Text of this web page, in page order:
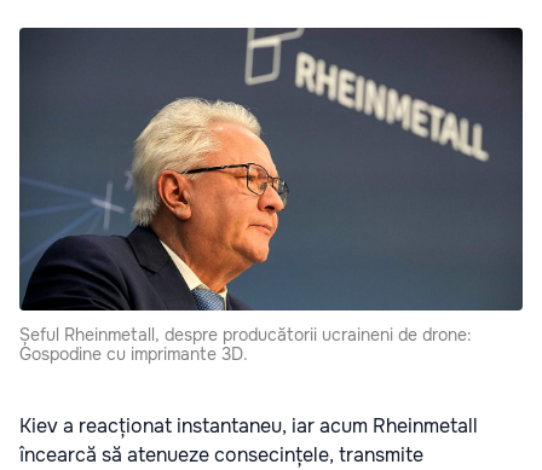
Șeful Rheinmetall, despre producătorii ucraineni de drone:
Gospodine cu imprimante 3D.
Kiev a reacționat instantaneu, iar acum Rheinmetall
încearcă să atenueze consecințele, transmite